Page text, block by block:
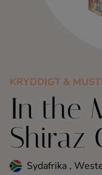
Likör
Rom
Shots
KRYDDIGT &
In the
Shiraz
Sydafrika ,